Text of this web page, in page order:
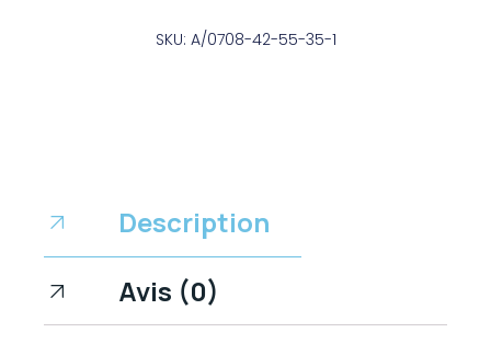
SKU: A/0708-42-55-35-1
Description
Avis (0)